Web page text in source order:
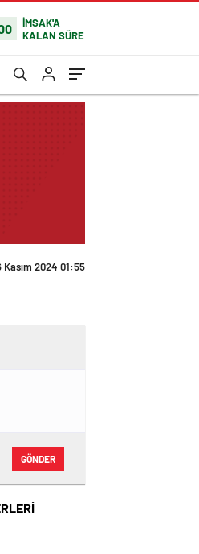
İMSAK'A
KALAN SÜRE
2024 01:55
GÖNDER